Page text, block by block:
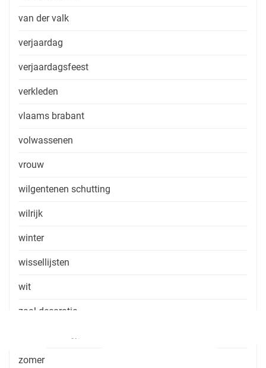
van der valk
verjaardag
verjaardagsfeest
verkleden
vlaams brabant
volwassenen
vrouw
wilgentenen schutting
wilrijk
winter
wissellijsten
wit
zaal decoratie
zaal huren zonder consumptie
zomer